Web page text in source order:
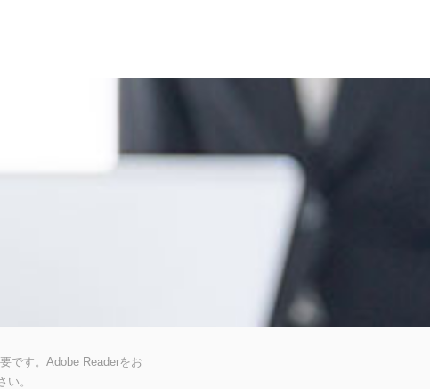
です。Adobe Readerをお
。